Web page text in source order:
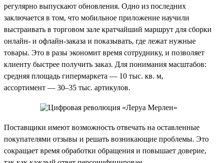
регулярно выпускают обновления. Одно из последних
заключается в том, что мобильное приложение научили
выстраивать в торговом зале кратчайший маршрут для сборки
онлайн- и офлайн-заказа и показывать, где лежат нужные
товары. Это в разы экономит время сотруднику, и позволяет
клиенту быстрее получить заказ. Для понимания масштабов:
средняя площадь гипермаркета — 10 тыс. кв. м,
ассортимент — 30–35 тыс. артикулов.
Поставщики имеют возможность отвечать на оставленные
покупателями отзывы и решать возникающие проблемы. Это
сокращает время обработки обращения и повышает доверие,